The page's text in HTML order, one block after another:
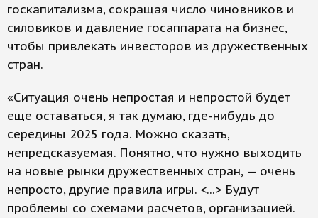
госкапитализма, сокращая число чиновников и
силовиков и давление госаппарата на бизнес,
чтобы привлекать инвесторов из дружественных
стран.
«Ситуация очень непростая и непростой будет
еще оставаться, я так думаю, где-нибудь до
середины 2025 года. Можно сказать,
непредсказуемая. Понятно, что нужно выходить
на новые рынки дружественных стран, — очень
непросто, другие правила игры. <...> Будут
проблемы со схемами расчетов, организацией.